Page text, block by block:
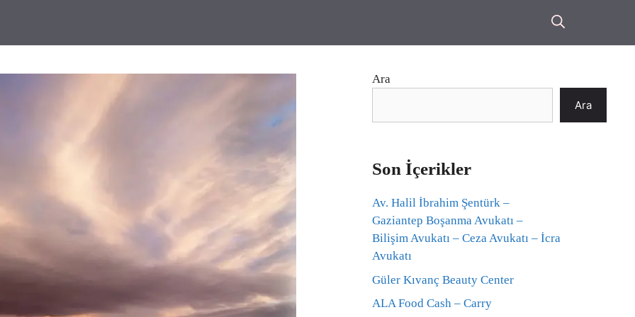
Ara
Ara
Son İçerikler
Av. Halil İbrahim Şentürk –
Gaziantep Boşanma Avukatı –
Bilişim Avukatı – Ceza Avukatı – İcra
Avukatı
Güler Kıvanç Beauty Center
ALA Food Cash – Carry